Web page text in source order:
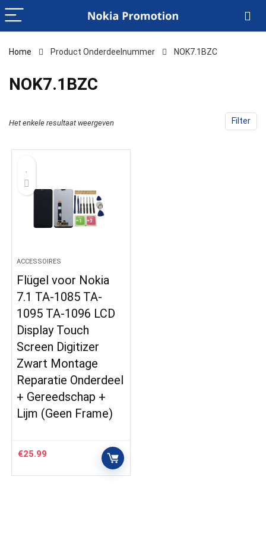
Home Product Onderdeelnummer ‎NOK7.1BZC
‎NOK7.1BZC
Filter
Het enkele resultaat weergeven
ACCESSOIRES
Flügel voor Nokia
7.1 TA-1085 TA-
1095 TA-1096 LCD
Display Touch
Screen Digitizer
Zwart Montage
Reparatie Onderdeel
+ Gereedschap +
Lijm (Geen Frame)
€25.99